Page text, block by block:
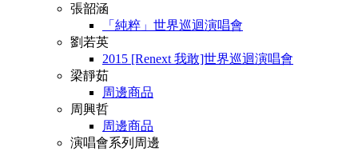
張韶涵
「純粹」世界巡迴演唱會
劉若英
2015 [Renext 我敢]世界巡迴演唱會
梁靜茹
周邊商品
周興哲
周邊商品
演唱會系列周邊